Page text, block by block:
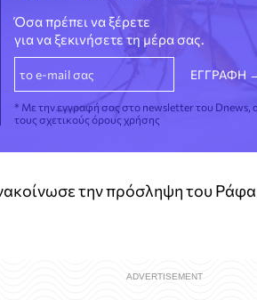
Όσα πρέπει να ξέρετε
για να ξεκινήσετε τη μέρα σας.
* Με την εγγραφή σας στο newsletter του Dnews,
τους σχετικούς όρους χρήσης
την πρόσληψη του